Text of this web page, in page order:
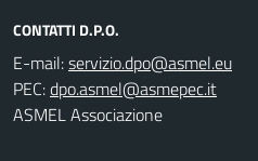
CONTATTI D.P.O.
E-mail:
PEC:
ASMEL Associazione